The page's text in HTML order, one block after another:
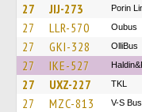
27 JIJ-273 Porin
27 LLR-570 Oubus
27 GKI-328 OlliBus
27 IKE-527
27 UXZ-227 TKL
27 MZC-813 V-S